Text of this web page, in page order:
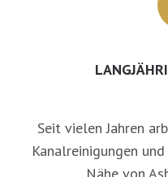
Seit vielen Jahren
Kanalreinigungen